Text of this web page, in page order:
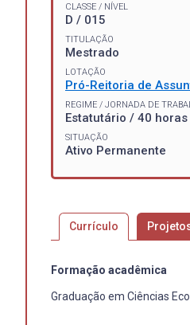
CLASSE / NÍVEL
D / 015
TITULAÇÃO
Mestrado
LOTAÇÃO
Pró-Reitoria de
REGIME / JORNADA DE
Estatutário / 40 horas
SITUAÇÃO
Ativo Permanente
Currículo
Formação acadêmica
Graduação em Ciências